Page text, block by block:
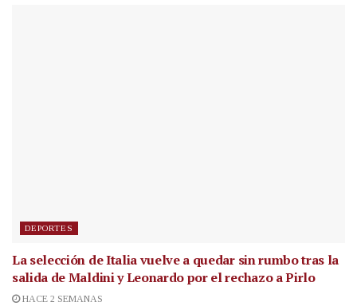
DEPORTES
La selección de Italia vuelve a quedar sin rumbo tras la
salida de Maldini y Leonardo por el rechazo a Pirlo
HACE 2 SEMANAS